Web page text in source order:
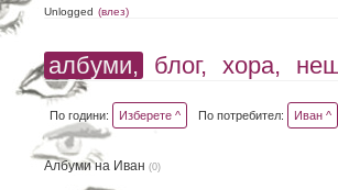
Unlogged (влез)
албуми, блог, хора,
По години: Изберете ^ По потребител: Иван ^
Албуми на Иван(0)